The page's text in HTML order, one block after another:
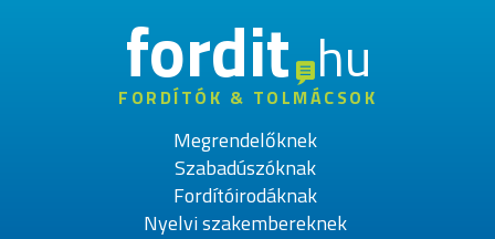
fordithu
FORDÍTÓK & TOLMÁCSOK
Megrendelőknek
Szabadúszóknak
Fordítóirodáknak
Nyelvi szakembereknek